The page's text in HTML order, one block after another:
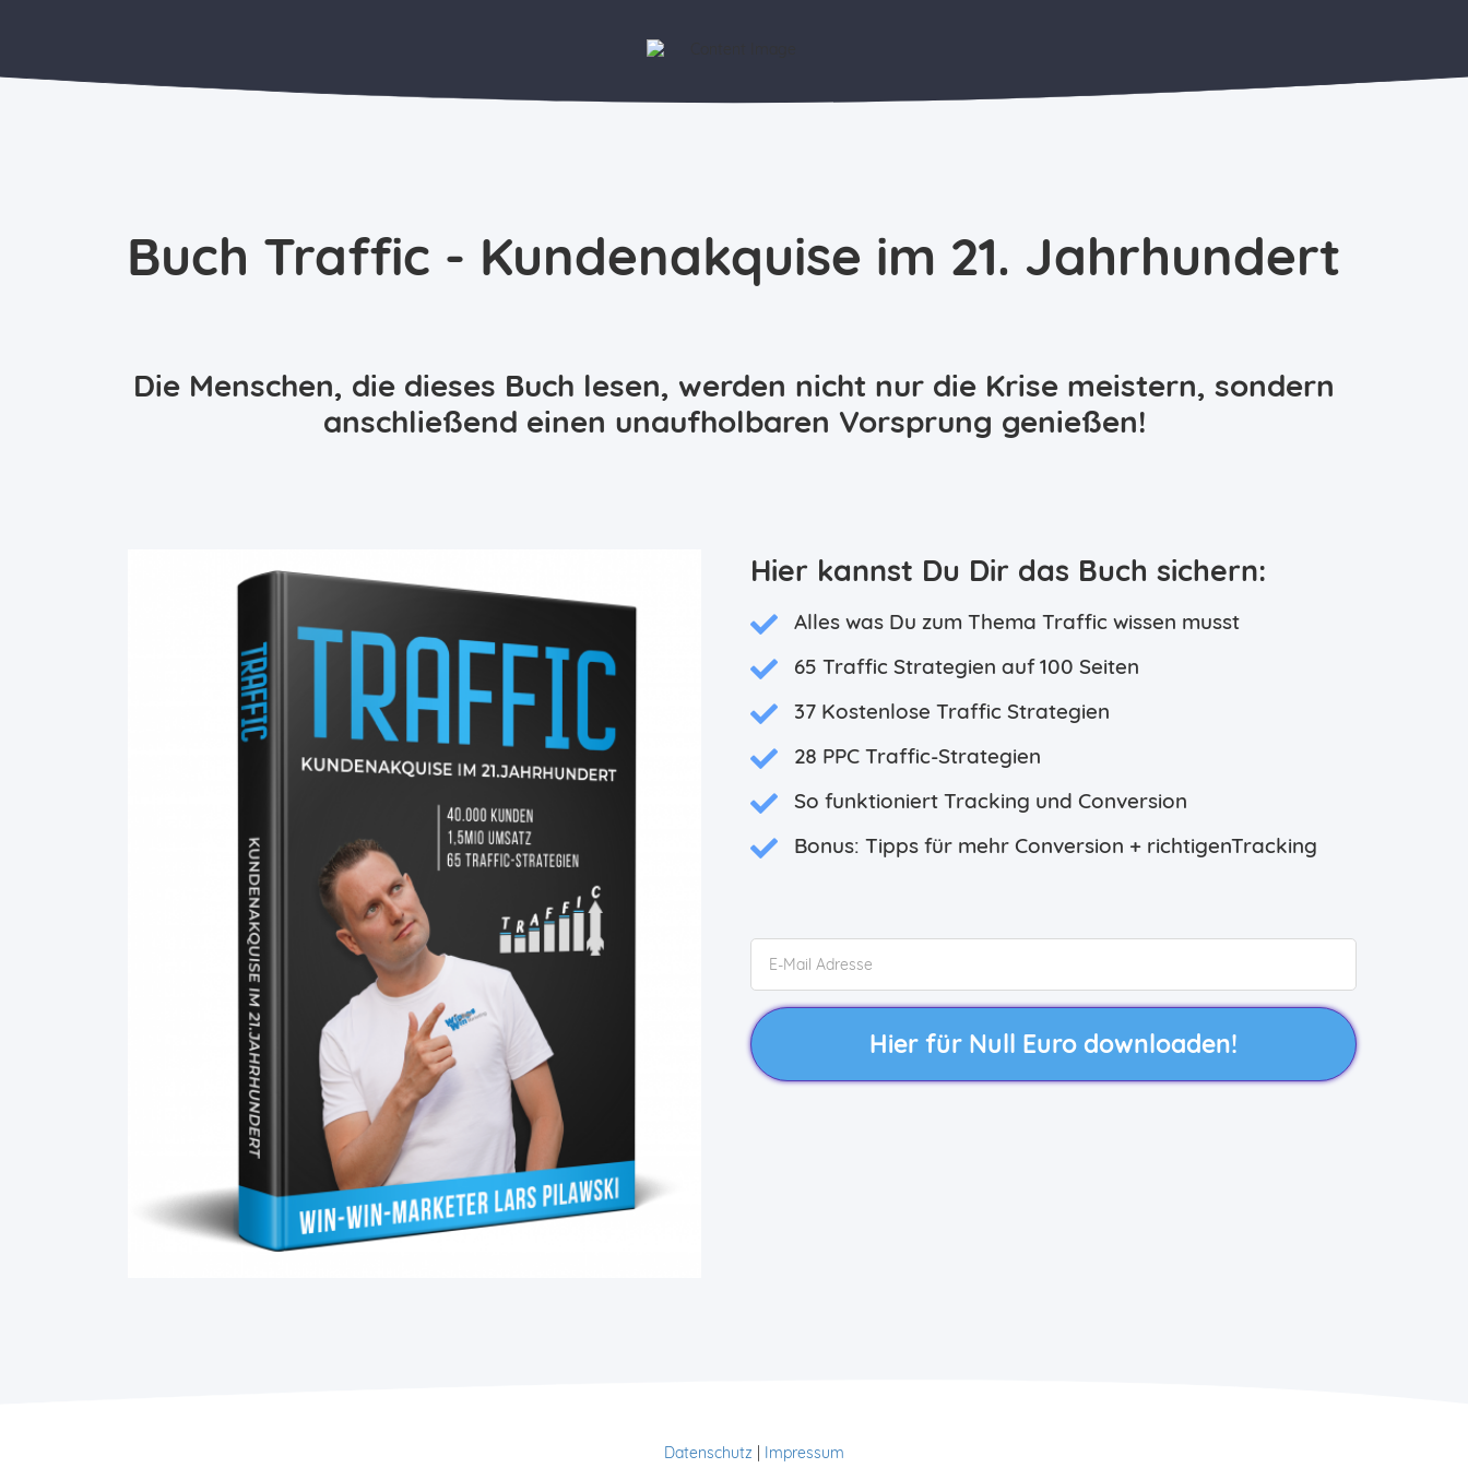
Buch Traffic - Kundenakquise im 21. Jahrhundert
Die Menschen, die dieses Buch lesen, werden nicht nur die Krise meistern, sondern
anschließend einen unaufholbaren Vorsprung genießen!
Hier kannst Du Dir das Buch sichern:
Alles was Du zum Thema Traffic wissen musst
65 Traffic Strategien auf 100 Seiten
37 Kostenlose Traffic Strategien
28 PPC Traffic-Strategien
So funktioniert Tracking und Conversion
Bonus: Tipps für mehr Conversion + richtigenTracking
Hier für Null Euro downloaden!
Datenschutz Impressum